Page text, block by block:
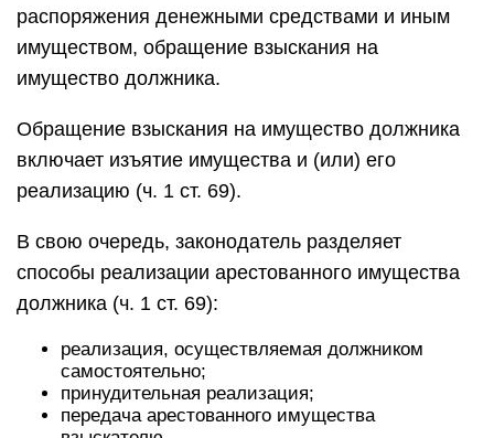
распоряжения денежными средствами и иным
имуществом, обращение взыскания на
имущество должника.
Обращение взыскания на имущество должника
включает изъятие имущества и (или) его
реализацию (ч. 1 ст. 69).
В свою очередь, законодатель разделяет
способы реализации арестованного имущества
должника (ч. 1 ст. 69):
реализация, осуществляемая должником
самостоятельно;
принудительная реализация;
передача арестованного имущества